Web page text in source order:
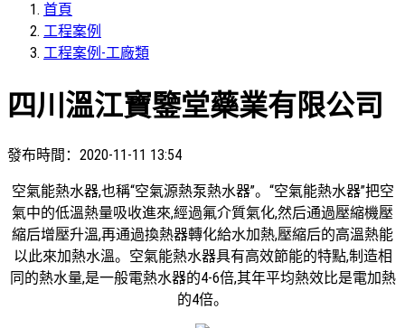
首頁
工程案例
工程案例-工廠類
四川溫江寶鑒堂藥業有限公司
發布時間： 2020-11-11 13:54
空氣能熱水器,也稱“空氣源熱泵熱水器”。“空氣能熱水器”把空
氣中的低溫熱量吸收進來,經過氟介質氣化,然后通過壓縮機壓
縮后增壓升溫,再通過換熱器轉化給水加熱,壓縮后的高溫熱能
以此來加熱水溫。空氣能熱水器具有高效節能的特點,制造相
同的熱水量,是一般電熱水器的4-6倍,其年平均熱效比是電加熱
的4倍。